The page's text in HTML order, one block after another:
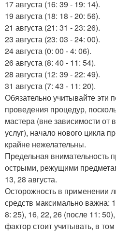
17 августа (16: 39 - 19: 14).
19 августа (18: 18 - 20: 56).
21 августа (21: 31 - 23: 26).
23 августа (23: 03 - 24: 00).
24 августа (0: 00 - 4: 06).
26 августа (8: 40 - 11: 54).
28 августа (12: 39 - 22: 49).
31 августа (7: 43 - 11: 20).
Обязательно учитывайте
проведения процедур,
мастера (вне зависимости от
услуг), начало нового цикла
крайне нежелательны.
Предельная внимательность
острыми, режущими
13, 28 августа.
Осторожность в применении
средств максимально важна:
8: 25), 16, 22, 26 (после 11:
фактор стоит учитывать, в